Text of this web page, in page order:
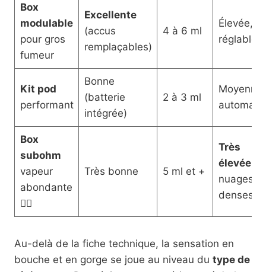
Box
modulable
pour gros
fumeur
Excellente
(accus
remplaçables)
4 à 6 ml
Élevée,
réglable
Kit pod
performant
Bonne
(batterie
intégrée)
2 à 3 ml
Moyenne,
Box
subohm
vapeur
abondante
😮‍💨
Très bonne 5 ml et +
Très
élevée,
nuages
denses
Au-delà de la fiche technique, la sensation en
bouche et en gorge se joue au niveau du type de